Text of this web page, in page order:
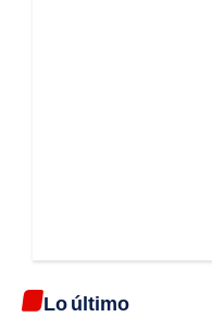
Lo último